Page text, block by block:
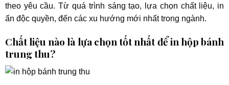
theo yêu cầu. Từ quá trình sáng tạo, lựa chọn chất liệu, in
ấn độc quyền, đến các xu hướng mới nhất trong ngành.
Chất liệu nào là lựa chọn tốt nhất để in hộp bánh
trung thu?